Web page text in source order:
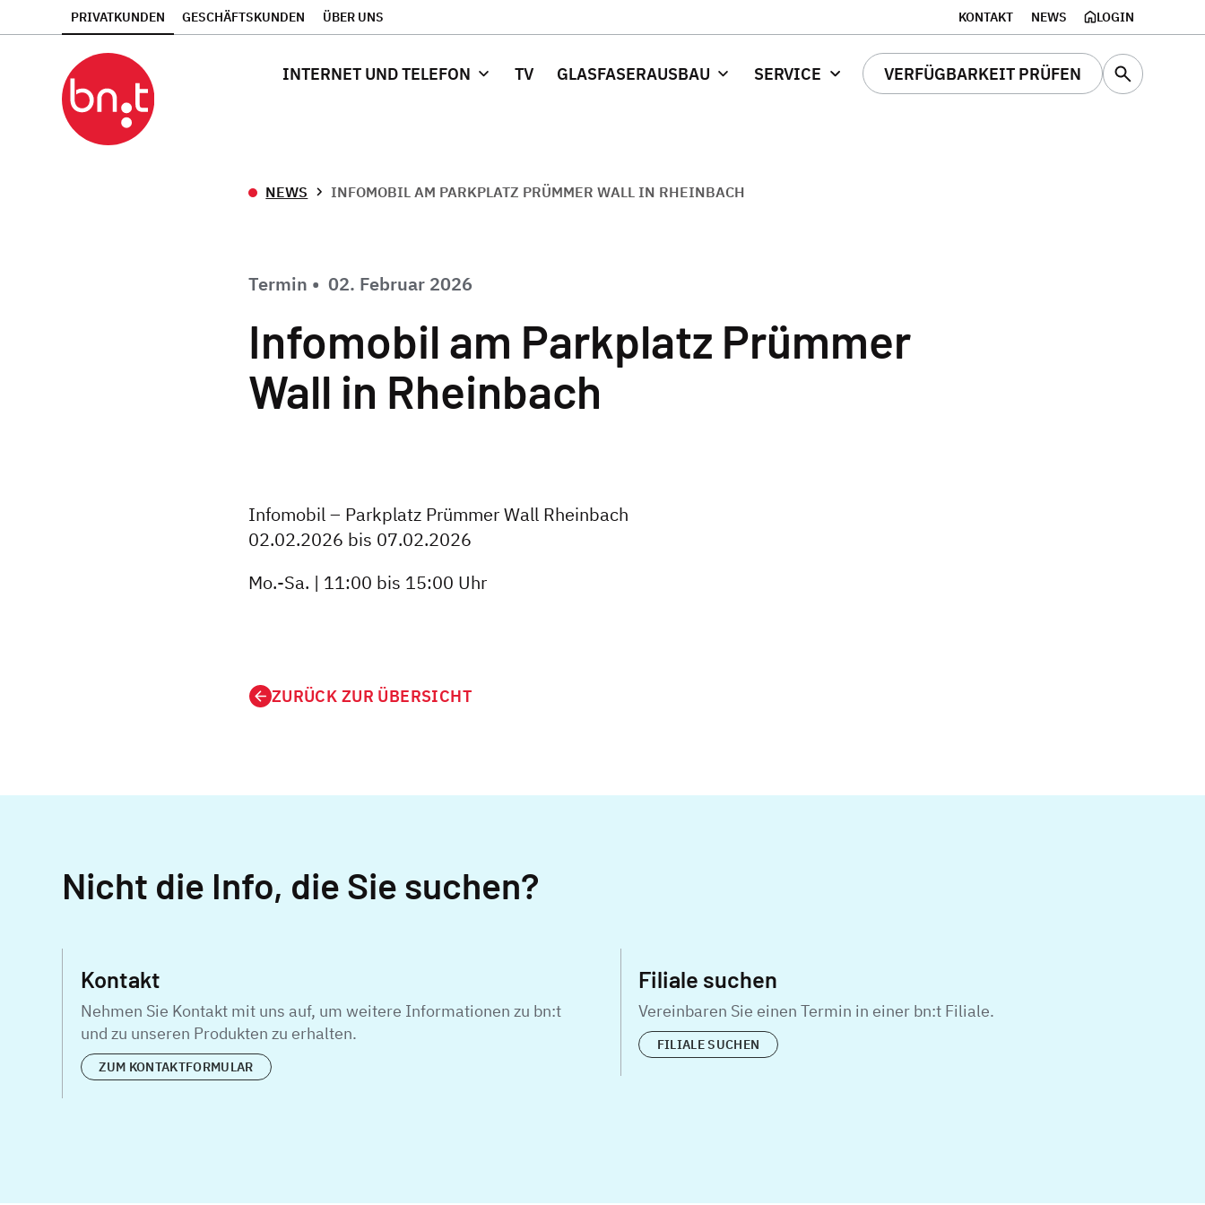
PRIVATKUNDEN GESCHÄFTSKUNDEN ÜBER UNS KONTAKT NEWS LOGIN
INTERNET UND TELEFON TV GLASFASERAUSBAU SERVICE VERFÜGBARKEIT PRÜFEN
NEWS INFOMOBIL AM PARKPLATZ PRÜMMER WALL IN RHEINBACH
Termin • 02. Februar 2026
Infomobil am Parkplatz Prümmer
Wall in Rheinbach
Infomobil – Parkplatz Prümmer Wall Rheinbach
02.02.2026 bis 07.02.2026
Mo.-Sa. | 11:00 bis 15:00 Uhr
ZURÜCK ZUR ÜBERSICHT
Nicht die Info, die Sie suchen?
Kontakt
Nehmen Sie Kontakt mit uns auf, um weitere Informationen zu bn:t
und zu unseren Produkten zu erhalten.
ZUM KONTAKTFORMULAR
Filiale suchen
Vereinbaren Sie einen Termin in einer bn:t Filiale.
FILIALE SUCHEN